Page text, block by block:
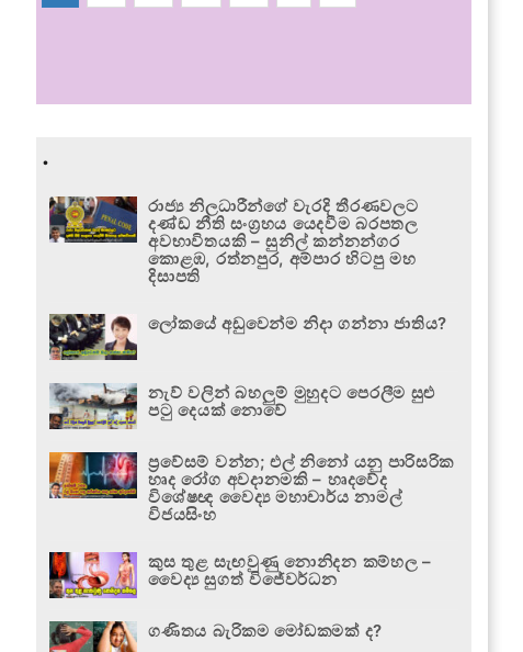
.
රාජ්‍ය නිලධාරීන්ගේ වැරදි තීරණවලට
දණ්ඩ නීති සංග්‍රහය යෙදවීම බරපතල
අවභාවිතයකි – සුනිල් කන්නන්ගර
කොළඹ, රත්නපුර, අම්පාර හිටපු මහ
දිසාපති
ලෝකයේ අඩුවෙන්ම නිදා ගන්නා ජාතිය?
නැව් වලින් බහලුම් මුහුදට පෙරලීම සුළු
පටු දෙයක් නොවේ
ප්‍රවේසම් වන්න; එල් නිනෝ යනු පාරිසරික
හෘද රෝග අවදානමකි – හෘදවේද
විශේෂඥ වෛද්‍ය මහාචාර්ය නාමල්
විජයසිංහ
කුස තුළ සැඟවුණු නොනිදන කම්හල –
වෛද්‍ය සුගත් විජේවර්ධන
ගණිතය බැරිකම මෝඩකමක් ද?